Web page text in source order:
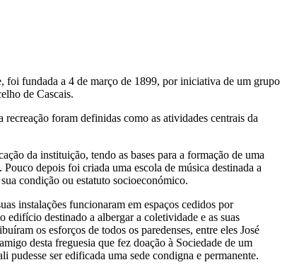
foi fundada a 4 de março de 1899, por iniciativa de um grupo
de Cascais.
foram definidas como as atividades centrais da
da instituição, tendo as bases para a formação de uma
depois foi criada uma escola de música destinada a
condição ou estatuto socioeconómico.
instalações funcionaram em espaços cedidos por
edifício destinado a albergar a coletividade e as suas
os esforços de todos os paredenses, entre eles José
desta freguesia que fez doação à Sociedade de um
pudesse ser edificada uma sede condigna e permanente.